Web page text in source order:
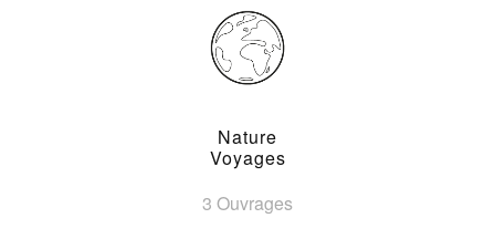
Nature
Voyages
3 Ouvrages